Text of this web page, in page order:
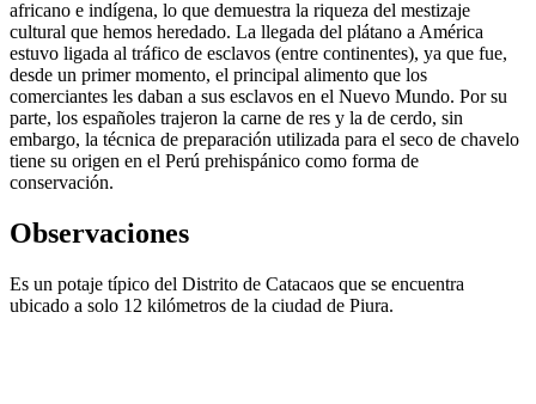
africano e indígena, lo que demuestra la riqueza del mestizaje
cultural que hemos heredado. La llegada del plátano a América
estuvo ligada al tráfico de esclavos (entre continentes), ya que fue,
desde un primer momento, el principal alimento que los
comerciantes les daban a sus esclavos en el Nuevo Mundo. Por su
parte, los españoles trajeron la carne de res y la de cerdo, sin
embargo, la técnica de preparación utilizada para el seco de chavelo
tiene su origen en el Perú prehispánico como forma de
conservación.
Observaciones
Es un potaje típico del Distrito de Catacaos que se encuentra
ubicado a solo 12 kilómetros de la ciudad de Piura.